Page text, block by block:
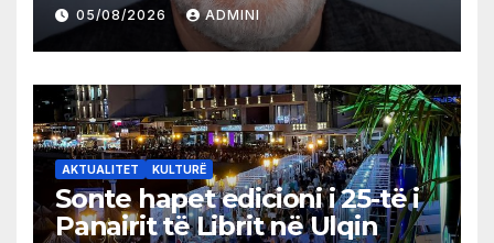
05/08/2026 ADMINI
AKTUALITET KULTURË
Sonte hapet edicioni i 25-të i
Panairit të Librit në Ulqin